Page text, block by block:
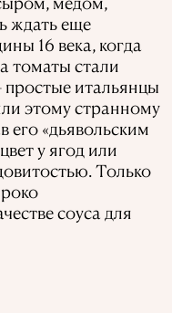
ждать еще
16 века, когда
томаты стали
итальянцы
этому странному
его «дьявольским
у ягод или
Только
соуса для